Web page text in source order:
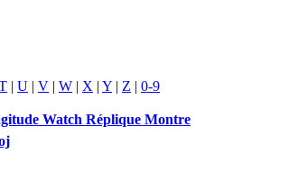
| U | V | W | X | Y | Z | 0-9
Watch Réplique Montre